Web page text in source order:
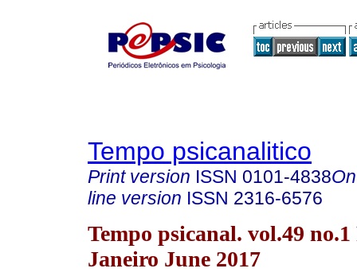
Tempo psicanalitico
Print version ISSN 0101-4838
line version ISSN 2316-6576
Tempo psicanal. vol.49 no.1
Janeiro June 2017